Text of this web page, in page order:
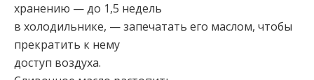
хранению — до 1,5 недель
в холодильнике, — запечатать его маслом, чтобы
прекратить к нему
доступ воздуха.